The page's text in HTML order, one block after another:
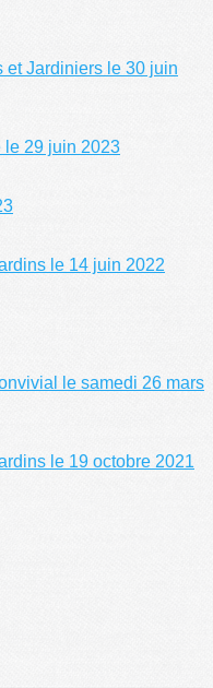
et Jardiniers le 30 juin
le 29 juin 2023
le 14 juin 2022
le samedi 26 mars
le 19 octobre 2021